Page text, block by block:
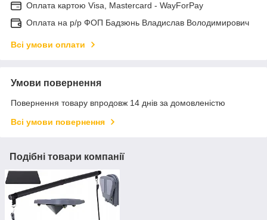
Оплата картою Visa, Mastercard - WayForPay
Оплата на р/р ФОП Бадзюнь Владислав Володимирович
Всі умови оплати
Умови повернення
Повернення товару впродовж 14 днів за домовленістю
Всі умови повернення
Подібні товари компанії